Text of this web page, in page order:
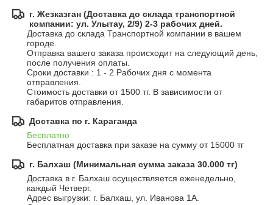
г. Жезказган (Доставка до склада транспортной
компании: ул. Улытау, 2/9) 2-3 рабочих дней.
Доставка до склада Транспортной компании в вашем
городе.
Отправка вашего заказа происходит на следующий день,
после получения оплаты.
Сроки доставки : 1 - 2 Рабочих дня с момента
отправления.
Стоимость доставки от 1500 тг. В зависимости от
габаритов отправления.
Доставка по г. Караганда
Бесплатно
Бесплатная доставка при заказе на сумму от 15000 тг
г. Балхаш (Минимальная сумма заказа 30.000 тг)
Доставка в г. Балхаш осуществляется еженедельно,
каждый Четверг.
Адрес выгрузки: г. Балхаш, ул. Иванова 1А.